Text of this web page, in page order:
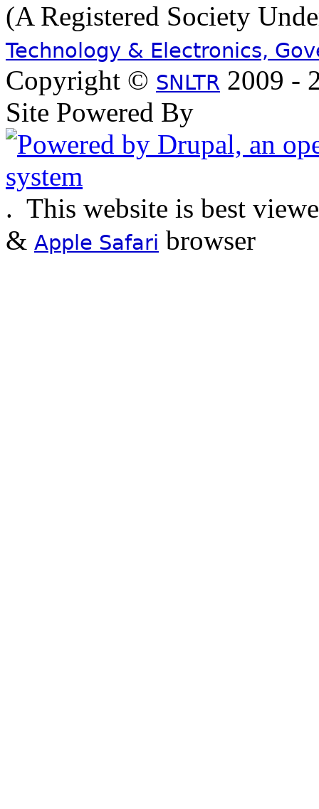
(A Registered Society
Technology & Electronics,
Copyright © SNLTR 2009 -
Site Powered By
. This website is best
& Apple Safari browser